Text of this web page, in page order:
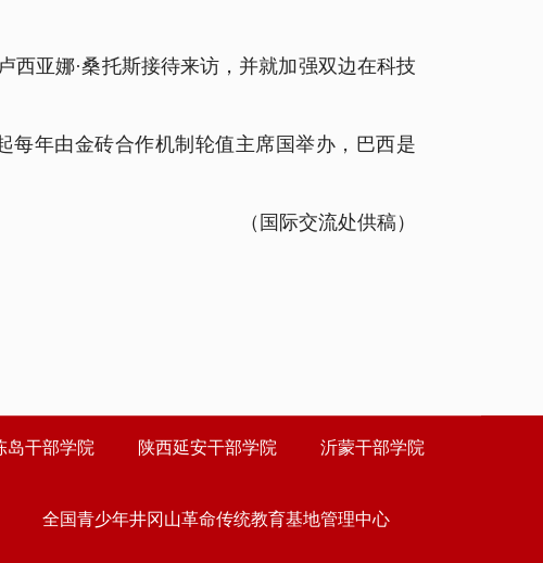
亚娜·桑托斯接待来访，并就加强双边在科技
年由金砖合作机制轮值主席国举办，巴西是
（国际交流处供稿）
岛干部学院 陕西延安干部学院
沂蒙干部学院
全国青少年井冈山革命传统教育基地管理中心